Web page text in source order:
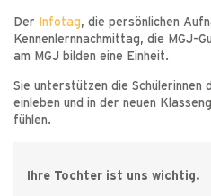
Der Infotag, die persönlichen
Kennenlernnachmittag, die MGJ-
am MGJ bilden eine Einheit.
Sie unterstützen die Schülerinnen
einleben und in der neuen
fühlen.
Ihre Tochter ist uns wichtig.